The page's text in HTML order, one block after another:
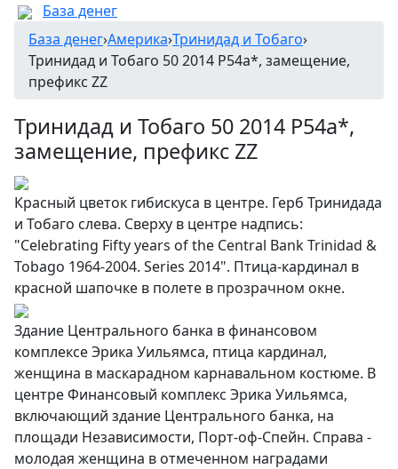
База денег
База денег›Америка›Тринидад и Тобаго›
Тринидад и Тобаго 50 2014 P54a*, замещение,
префикс ZZ
Тринидад и Тобаго 50 2014 P54a*,
замещение, префикс ZZ
Красный цветок гибискуса в центре. Герб Тринидада
и Тобаго слева. Сверху в центре надпись:
"Celebrating Fifty years of the Central Bank Trinidad &
Tobago 1964-2004. Series 2014". Птица-кардинал в
красной шапочке в полете в прозрачном окне.
Здание Центрального банка в финансовом
комплексе Эрика Уильямса, птица кардинал,
женщина в маскарадном карнавальном костюме. В
центре Финансовый комплекс Эрика Уильямса,
включающий здание Центрального банка, на
площади Независимости, Порт-оф-Спейн. Справа -
молодая женщина в отмеченном наградами